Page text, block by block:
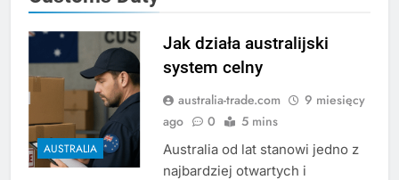
AUSTRALIA
Jak działa australijski
system celny
australia-trade.com
9 miesięcy
ago
0 5 mins
Australia od lat stanowi jedno z
najbardziej otwartych i